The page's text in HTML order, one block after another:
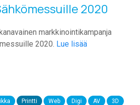
2020
markkinointikampanja
2020. Lue lisää
Printti Web Digi AV 3D